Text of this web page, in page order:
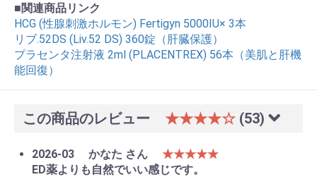
■関連商品リンク
HCG (性腺刺激ホルモン) Fertigyn 5000IU× 3本
リブ.52DS (Liv.52 DS) 360錠（肝臓保護）
プラセンタ注射液 2ml (PLACENTREX) 56本（美肌と肝機
能回復）
この商品のレビュー ★★★★☆ (53)
2026-03 かなた さん
★★★★★
ED薬よりも自然でいい感じです。